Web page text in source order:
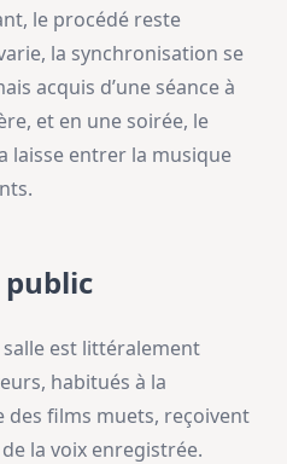
le procédé reste
la synchronisation se
acquis d’une séance à
et en une soirée, le
laisse entrer la musique
public
est littéralement
habitués à la
des films muets, reçoivent
la voix enregistrée.